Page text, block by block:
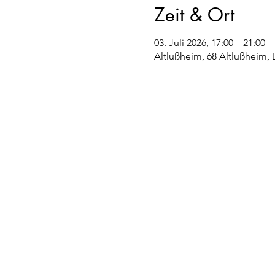
Zeit & Ort
03. Juli 2026, 17:00 – 21:00
Altlußheim, 68 Altlußheim,